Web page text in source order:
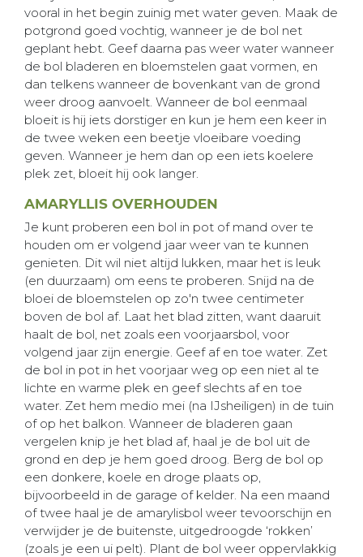
vooral in het begin zuinig met water geven. Maak de
potgrond goed vochtig, wanneer je de bol net
geplant hebt. Geef daarna pas weer water wanneer
de bol bladeren en bloemstelen gaat vormen, en
dan telkens wanneer de bovenkant van de grond
weer droog aanvoelt. Wanneer de bol eenmaal
bloeit is hij iets dorstiger en kun je hem een keer in
de twee weken een beetje vloeibare voeding
geven. Wanneer je hem dan op een iets koelere
plek zet, bloeit hij ook langer.
AMARYLLIS OVERHOUDEN
Je kunt proberen een bol in pot of mand over te
houden om er volgend jaar weer van te kunnen
genieten. Dit wil niet altijd lukken, maar het is leuk
(en duurzaam) om eens te proberen. Snijd na de
bloei de bloemstelen op zo'n twee centimeter
boven de bol af. Laat het blad zitten, want daaruit
haalt de bol, net zoals een voorjaarsbol, voor
volgend jaar zijn energie. Geef af en toe water. Zet
de bol in pot in het voorjaar weg op een niet al te
lichte en warme plek en geef slechts af en toe
water. Zet hem medio mei (na IJsheiligen) in de tuin
of op het balkon. Wanneer de bladeren gaan
vergelen knip je het blad af, haal je de bol uit de
grond en dep je hem goed droog. Berg de bol op
een donkere, koele en droge plaats op,
bijvoorbeeld in de garage of kelder. Na een maand
of twee haal je de amarylisbol weer tevoorschijn en
verwijder je de buitenste, uitgedroogde ‘rokken’
(zoals je een ui pelt). Plant de bol weer oppervlakkig